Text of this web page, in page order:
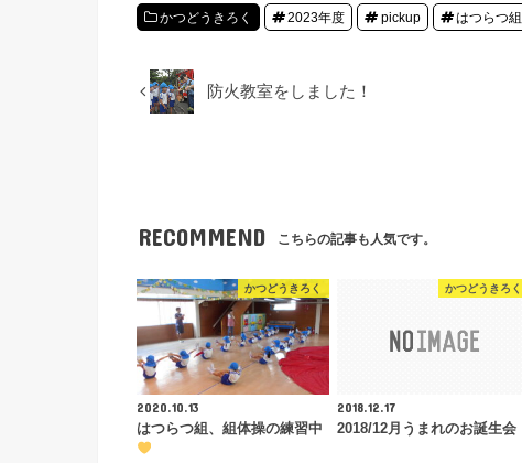
かつどうきろく 2023年度 pickup はつらつ組
防火教室をしました！
RECOMMEND こちらの記事も人気です。
かつどうきろく
2020.10.13
はつらつ組、組体操の練習中
かつどうきろく
2018.12.17
2018/12月うまれのお誕生会